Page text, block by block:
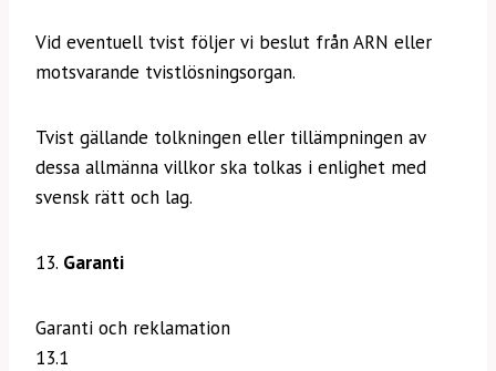
Vid eventuell tvist följer vi beslut från ARN eller
motsvarande tvistlösningsorgan.
Tvist gällande tolkningen eller tillämpningen av
dessa allmänna villkor ska tolkas i enlighet med
svensk rätt och lag.
13. Garanti
Garanti och reklamation
13.1